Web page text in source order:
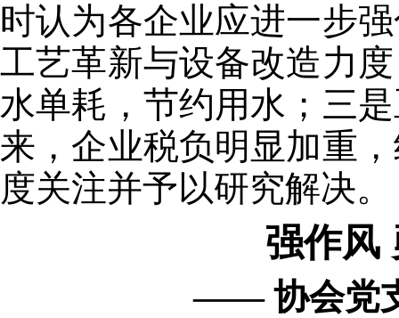
时认为各企业应进一步
工艺革新与设备改造力
水单耗，节约用水；三
来，企业税负明显加重
度关注并予以研究解决。
强作风
—— 协会党